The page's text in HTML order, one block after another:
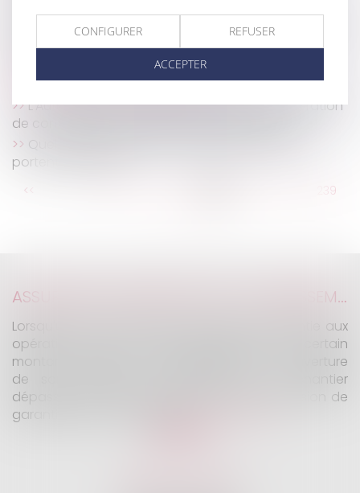
Recours au télétravail : la consultation du CSE doit-
elle être systématique ?
La remise en main propre de la lettre de
licenciement est-elle possible ?
L'Autorité de la concurrence interdit une opération
de concentration entre deux hypermarchés
Quels recours quand les travaux d'un voisin
portent préjudice ?
<< 239
ASSURANCE CONSTRUCTION : LE DÉPASSEMENT DU MONTANT MAXIMAL GARANTI PEUT EXCLURE TOUTE COUVERTURE
Lorsqu'un contrat d'assurance limite sa garantie aux
opérations dont le coût n'excède pas un certain
montant, l'assuré ne peut prétendre à la couverture
de son assureur s'il intervient sur un chantier
dépassant ce seuil sans avoir obtenu l'extension de
garantie prévue au contrat...
CONFIGURER REFUSER
ACCEPTER